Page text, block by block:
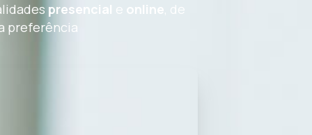
presencial e online, de
preferência